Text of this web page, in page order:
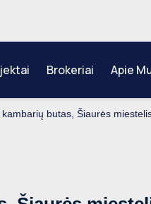
Brokeriai Apie
butas, Šiaurės